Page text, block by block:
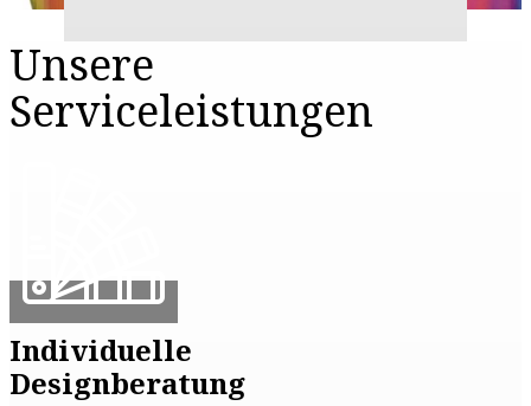
Unsere
Servicele​istungen
Individuelle
Designberatung